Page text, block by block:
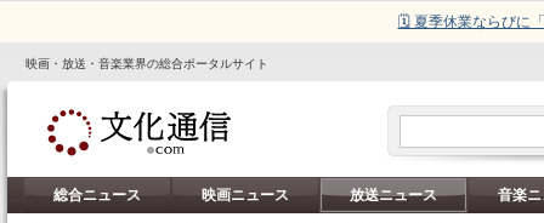
🗓️ 夏季休業ならびに
映画・放送・音楽業界の総合ポータルサイト
総合ニュース 映画ニュース 放送ニュース 音楽